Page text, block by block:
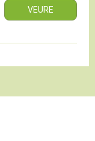
VEURE